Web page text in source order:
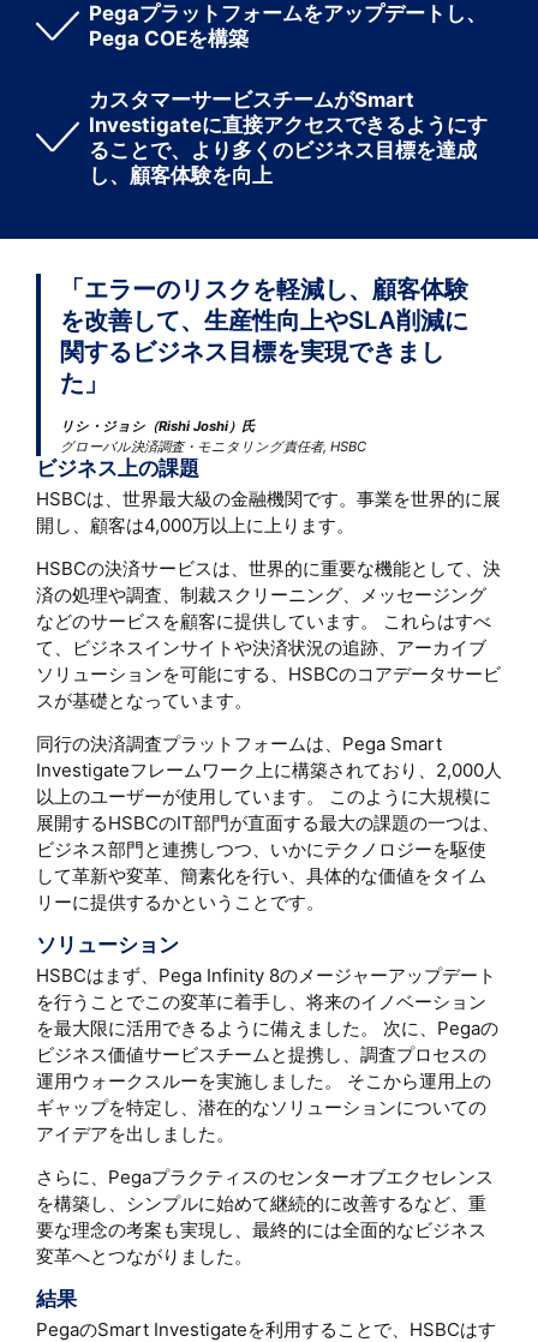
Pegaプラットフォームをアップデートし、
Pega COEを構築
カスタマーサービスチームがSmart
Investigateに直接アクセスできるようにす
ることで、より多くのビジネス目標を達成
し、顧客体験を向上
「エラーのリスクを軽減し、顧客体験
を改善して、生産性向上やSLA削減に
関するビジネス目標を実現できまし
た」
リシ・ジョシ（Rishi Joshi）氏
グローバル決済調査・モニタリング責任者, HSBC
ビジネス上の課題
HSBCは、世界最大級の金融機関です。事業を世界的に展
開し、顧客は4,000万以上に上ります。
HSBCの決済サービスは、世界的に重要な機能として、決
済の処理や調査、制裁スクリーニング、メッセージング
などのサービスを顧客に提供しています。 これらはすべ
て、ビジネスインサイトや決済状況の追跡、アーカイブ
ソリューションを可能にする、HSBCのコアデータサービ
スが基礎となっています。
同行の決済調査プラットフォームは、Pega Smart
Investigateフレームワーク上に構築されており、2,000人
以上のユーザーが使用しています。 このように大規模に
展開するHSBCのIT部門が直面する最大の課題の一つは、
ビジネス部門と連携しつつ、いかにテクノロジーを駆使
して革新や変革、簡素化を行い、具体的な価値をタイム
リーに提供するかということです。
ソリューション
HSBCはまず、Pega Infinity 8のメージャーアップデート
を行うことでこの変革に着手し、将来のイノベーション
を最大限に活用できるように備えました。 次に、Pegaの
ビジネス価値サービスチームと提携し、調査プロセスの
運用ウォークスルーを実施しました。 そこから運用上の
ギャップを特定し、潜在的なソリューションについての
アイデアを出しました。
さらに、Pegaプラクティスのセンターオブエクセレンス
を構築し、シンプルに始めて継続的に改善するなど、重
要な理念の考案も実現し、最終的には全面的なビジネス
変革へとつながりました。
結果
PegaのSmart Investigateを利用することで、HSBCはす